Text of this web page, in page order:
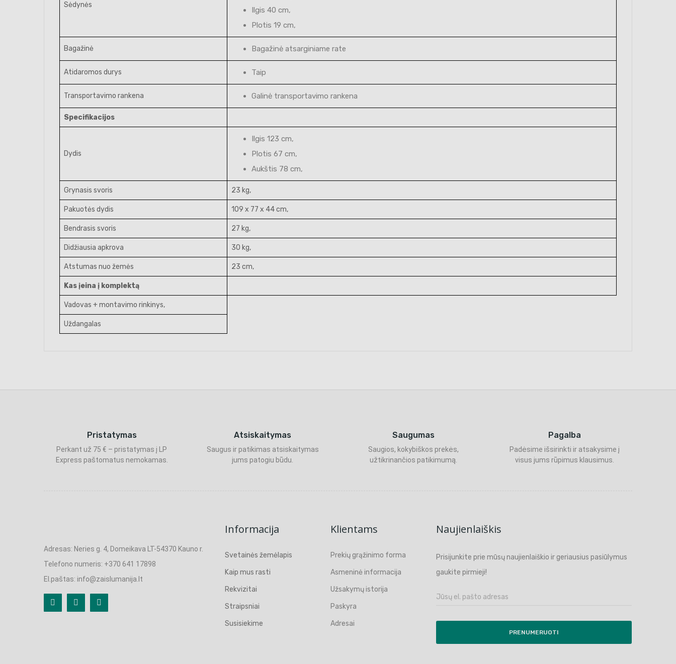
Sėdynės
Ilgis 40 cm,
Plotis 19 cm,
Bagažinė Bagažinė atsarginiame rate
Atidaromos durys Taip
Transportavimo rankena Galinė transportavimo rankena
Specifikacijos
Dydis
Ilgis 123 cm,
Plotis 67 cm,
Aukštis 78 cm,
Grynasis svoris 23 kg,
Pakuotės dydis 109 x 77 x 44 cm,
Bendrasis svoris 27 kg,
Didžiausia apkrova 30 kg,
Atstumas nuo žemės 23 cm,
Kas įeina į komplektą
Vadovas + montavimo rinkinys,
Uždangalas
Pristatymas
Perkant už 75 € – pristatymas į LP
Express paštomatus nemokamas.
Atsiskaitymas
Saugus ir patikimas atsiskaitymas
jums patogiu būdu.
Saugumas
Saugios, kokybiškos prekės,
užtikrinančios patikimumą.
Pagalba
Padėsime išsirinkti ir atsakysime į
visus jums rūpimus klausimus.
Adresas: Neries g. 4, Domeikava LT-54370 Kauno r.
Telefono numeris: +370 641 17898
El.paštas: info@zaislumanija.lt
Informacija
Svetainės žemėlapis
Kaip mus rasti
Rekvizitai
Straipsniai
Susisiekime
Klientams
Prekių grąžinimo forma
Asmeninė informacija
Užsakymų istorija
Paskyra
Adresai
Naujienlaiškis
Prisijunkite prie mūsų naujienlaiškio ir geriausius pasiūlymus
gaukite pirmieji!
PRENUMERUOTI